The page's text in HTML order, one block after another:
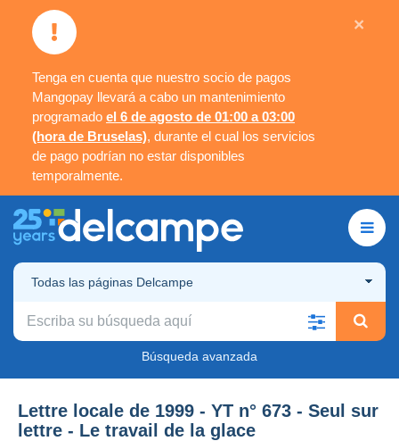
Tenga en cuenta que nuestro socio de pagos
Mangopay llevará a cabo un mantenimiento
programado el 6 de agosto de 01:00 a 03:00
(hora de Bruselas), durante el cual los servicios
de pago podrían no estar disponibles
temporalmente.
×
Todas las páginas Delcampe
Búsqueda avanzada
Lettre locale de 1999 - YT n° 673 - Seul sur
lettre - Le travail de la glace